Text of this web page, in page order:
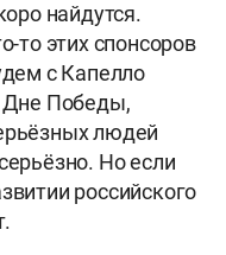
найдутся.
то этих спонсоров
с Капелло
Дне Победы,
людей
Но если
российского